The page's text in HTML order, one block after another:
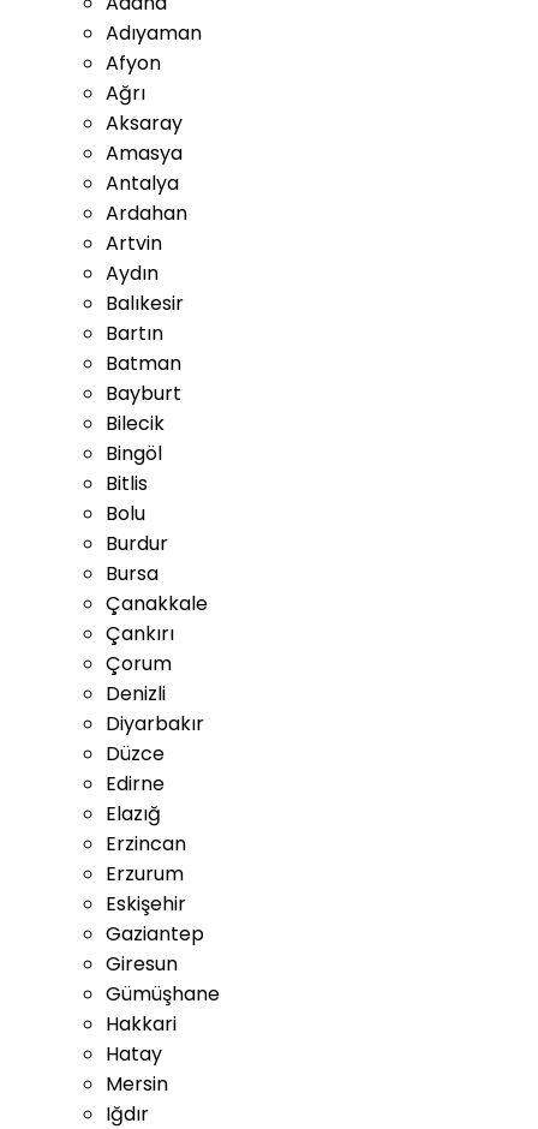
Adıyaman
Afyon
Ağrı
Aksaray
Amasya
Antalya
Ardahan
Artvin
Aydın
Balıkesir
Bartın
Batman
Bayburt
Bilecik
Bingöl
Bitlis
Bolu
Burdur
Bursa
Çanakkale
Çankırı
Çorum
Denizli
Diyarbakır
Düzce
Edirne
Elazığ
Erzincan
Erzurum
Eskişehir
Gaziantep
Giresun
Gümüşhane
Hakkari
Hatay
Mersin
Iğdır